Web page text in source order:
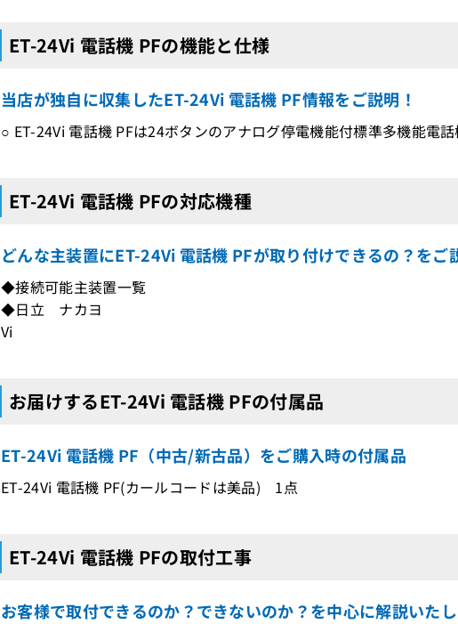
ET-24Vi 電話機 PFの機能と仕様
当店が独自に収集したET-24Vi 電話機 PF情報をご説明！
○ ET-24Vi 電話機 PFは24ボタンのアナログ停電機能付標準多機能電
ET-24Vi 電話機 PFの対応機種
どんな主装置にET-24Vi 電話機 PFが取り付けできるの？をご
◆接続可能主装置一覧
◆日立 ナカヨ
Vi
お届けするET-24Vi 電話機 PFの付属品
ET-24Vi 電話機 PF（中古/新古品）をご購入時の付属品
ET-24Vi 電話機 PF(カールコードは美品) 1点
ET-24Vi 電話機 PFの取付工事
お客様で取付できるのか？できないのか？を中心に解説いた